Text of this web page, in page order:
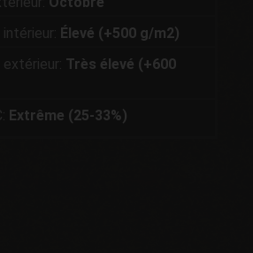
Élevé (+500 g/m2)
Très élevé (+600
Extrême (25-33%)